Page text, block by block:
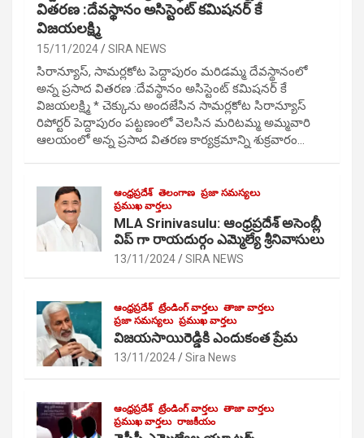
వితరణ :దేవస్థానం అసిస్టెంట్ కమిషనర్ కే
విజయలక్ష్మి
15/11/2024 SIRA NEWS
సిరాన్యూస్, సామర్లకోట పెద్దాపురం మరిడమ్మ దేవస్థానంలో
అన్న ప్రసాద వితరణ :దేవస్థానం అసిస్టెంట్ కమిషనర్ కే
విజయలక్ష్మి * చెక్కును అందజేసిన సామర్లకోట సిరాన్యూస్
రిపోర్టర్ పెద్దాపురం పట్టణంలో వెలసిన మరిటమ్మ అమ్మవారి
ఆలయంలో అన్న ప్రసాద వితరణ కార్యక్రమాన్ని శుక్రవారం…
ఆంధ్రప్రదేశ్ తెలంగాణ ప్రజా సమస్యలు
ప్రముఖ వార్తలు
MLA Srinivasulu: ఆంధ్రప్రదేశ్ అసెంబ్లీ
విప్ గా రాయదుర్గం ఎమ్మెల్యే శ్రీనివాసులు
13/11/2024 SIRA NEWS
ఆంధ్రప్రదేశ్ ట్రేండింగ్ వార్తలు తాజా వార్తలు
ప్రజా సమస్యలు ప్రముఖ వార్తలు
విజయసాయిరెడ్డికి ఎందుకంత ప్రేమ
13/11/2024 Sira News
ఆంధ్రప్రదేశ్ ట్రేండింగ్ వార్తలు తాజా వార్తలు
ప్రముఖ వార్తలు రాజకీయం